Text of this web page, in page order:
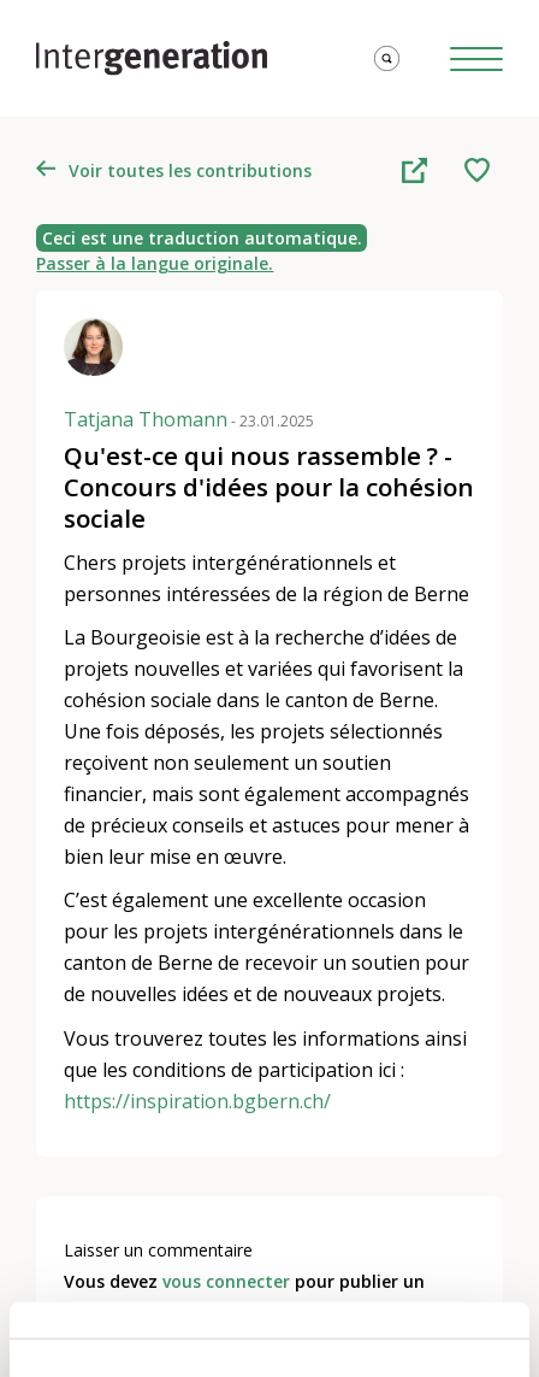
Voir toutes les contributions
Ceci est une traduction automatique.
Passer à la langue originale.
Tatjana Thomann - 23.01.2025
Qu'est-ce qui nous rassemble ? -
Concours d'idées pour la cohésion
sociale
Chers projets intergénérationnels et
personnes intéressées de la région de Berne
La Bourgeoisie est à la recherche d’idées de
projets nouvelles et variées qui favorisent la
cohésion sociale dans le canton de Berne.
Une fois déposés, les projets sélectionnés
reçoivent non seulement un soutien
financier, mais sont également accompagnés
de précieux conseils et astuces pour mener à
bien leur mise en œuvre.
C’est également une excellente occasion
pour les projets intergénérationnels dans le
canton de Berne de recevoir un soutien pour
de nouvelles idées et de nouveaux projets.
Vous trouverez toutes les informations ainsi
que les conditions de participation ici :
https://inspiration.bgbern.ch/
Laisser un commentaire
Vous devezvous connecter pour publier un